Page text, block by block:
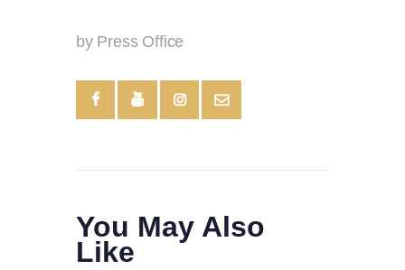
by Press Office
You May Also
Like